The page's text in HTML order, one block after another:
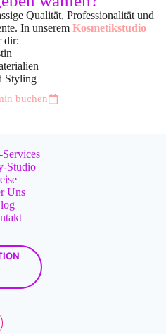
Qualität, Professionalität und
In unserem Kosmetikstudio
dir:
Styling
buchen
Studio
Uns